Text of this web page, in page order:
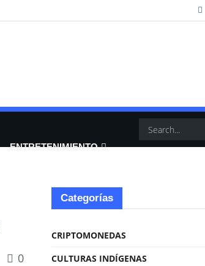
ENTRETENIMIENTO
0
Categorías
CRIPTOMONEDAS
CULTURAS INDÍGENAS